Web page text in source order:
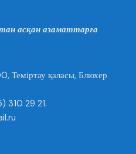
асқан азаматтарға
Теміртау қаласы, Блюхер
310 29 21.